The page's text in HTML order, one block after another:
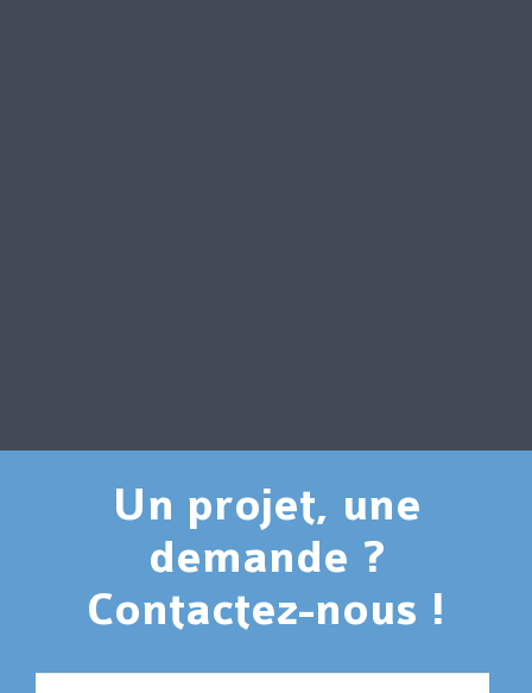
Un projet, une
demande ?
Contactez-nous !